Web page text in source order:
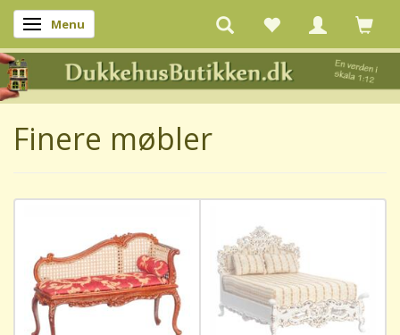
Skifte navigation
Menu
Finere møbler